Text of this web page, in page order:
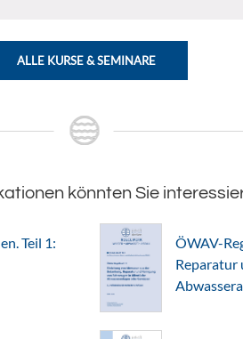
ALLE KURSE & SEMINARE
könnten Sie
Teil 1:
ÖWAV-
Reparatur